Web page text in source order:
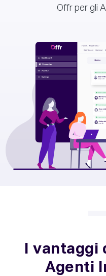
Offr per gli
I vantaggi
Agenti